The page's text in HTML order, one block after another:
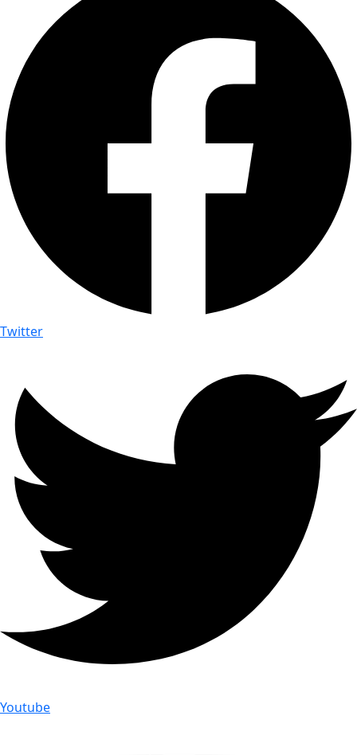
Twitter
Youtube